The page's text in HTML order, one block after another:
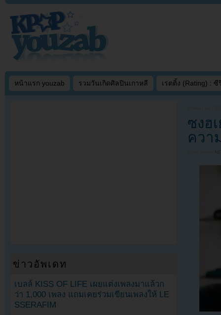
หน้าแรก youzab รวมวันเกิดศิลปินเกาหลี เรตติ้ง (Rating) : ซี
ซงฮ
ควา
ข่าวอัพเดท
เบลล์ KISS OF LIFE เผยแต่งเพลงมาแล้วก
ว่า 1,000 เพลง แถมเคยร่วมเขียนเพลงให้ LE
SSERAFIM